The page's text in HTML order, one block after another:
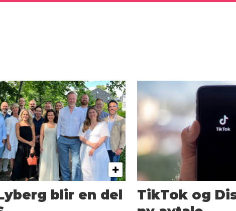
blir en del
TikTok og